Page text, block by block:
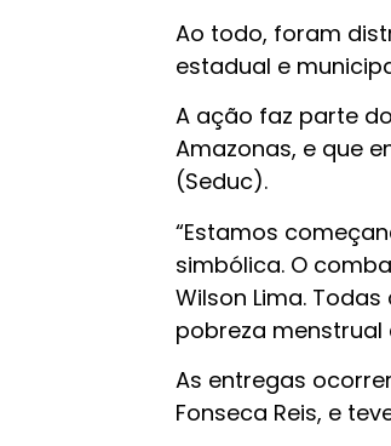
Ao todo, foram
estadual e
A ação faz parte
Amazonas, e que
(Seduc).
“Estamos
simbólica. O
Wilson Lima.
pobreza menstrual
As entregas
Fonseca Reis, e